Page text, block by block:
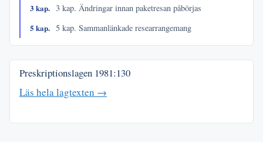
3 kap. 3 kap. Ändringar innan paketresan påbörjas
5 kap. 5 kap. Sammanlänkade researrangemang
Preskriptionslagen 1981:130
Läs hela lagtexten →